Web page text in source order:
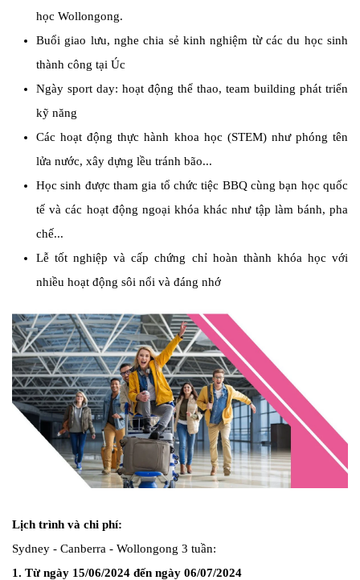
học Wollongong.
Buổi giao lưu, nghe chia sẻ kinh nghiệm từ các du học sinh
thành công tại Úc
Ngày sport day: hoạt động thể thao, team building phát triển
kỹ năng
Các hoạt động thực hành khoa học (STEM) như phóng tên
lửa nước, xây dựng lều tránh bão...
Học sinh được tham gia tổ chức tiệc BBQ cùng bạn học quốc
tế và các hoạt động ngoại khóa khác như tập làm bánh, pha
chế...
Lễ tốt nghiệp và cấp chứng chỉ hoàn thành khóa học với
nhiều hoạt động sôi nổi và đáng nhớ
Lịch trình và chi phí:
Sydney - Canberra - Wollongong 3 tuần:
1. Từ ngày 15/06/2024 đến ngày 06/07/2024